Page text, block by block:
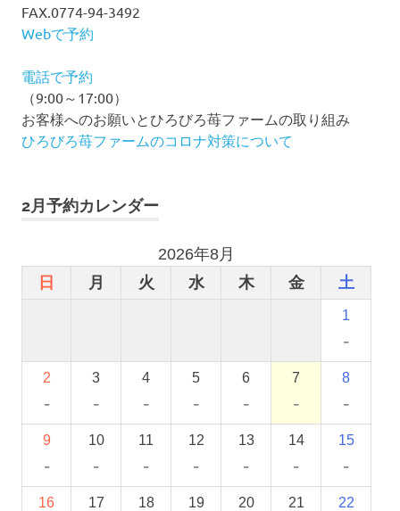
FAX.0774-94-3492
Webで予約
電話で予約
（9:00～17:00）
お客様へのお願いとひろびろ苺ファームの取り組み
ひろびろ苺ファームのコロナ対策について
2月予約カレンダー
2026年8月
日
月 火 水 木 金 土
1
-
2
-
3
-
4
-
5
-
6
-
7
-
8
-
9
-
10
-
11
-
12
-
13
-
14
-
15
-
16 17 18 19 20 21 22